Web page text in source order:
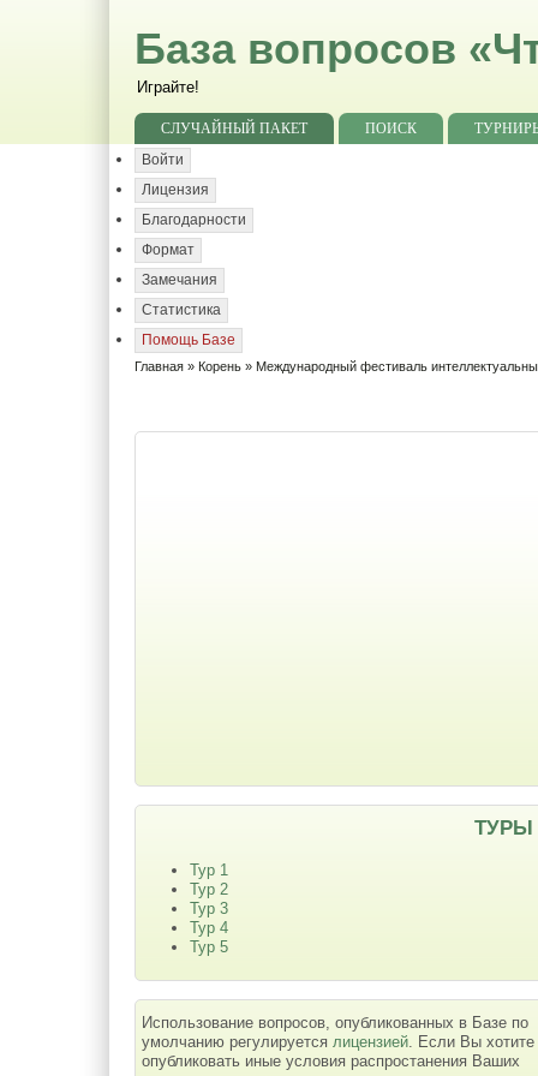
База вопросов
Играйте!
СЛУЧАЙНЫЙ ПАКЕТ ПОИСК
Войти
Лицензия
Благодарности
Формат
Замечания
Статистика
Помощь Базе
Главная » Корень » Международный фестиваль
ТУРЫ
Тур 1
Тур 2
Тур 3
Тур 4
Тур 5
Использование вопросов, опубликованных в Базе по
умолчанию регулируетсялицензией. Если Вы хотите
опубликовать иные условия распростанения Ваших